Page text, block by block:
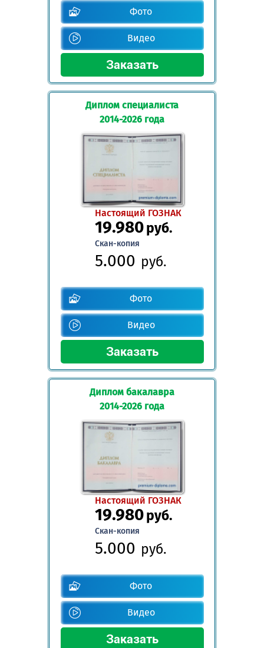
Фото
Видео
Диплом специалиста
2014-2026 года
Настоящий ГОЗНАК
19.980руб.
Скан-копия
5.000 руб.
Фото
Видео
Диплом бакалавра
2014-2026 года
Настоящий ГОЗНАК
19.980руб.
Скан-копия
5.000 руб.
Фото
Видео